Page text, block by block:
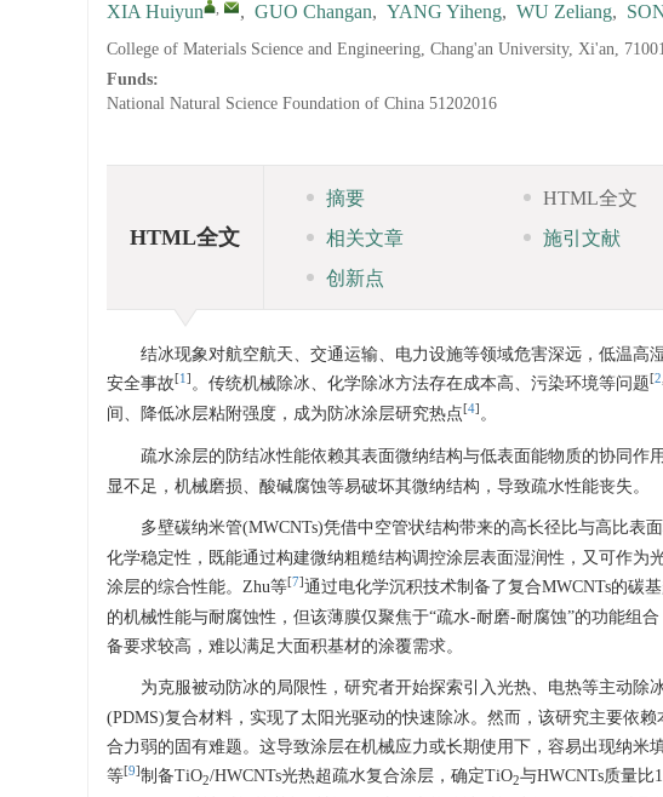
XIA Huiyun , , GUO Changan, YANG Yiheng, WU Zeliang,
College of Materials Science and Engineering, Chang'an University, Xi'an,
Funds:
National Natural Science Foundation of China 51202016
HTML全文
摘要 HTML全文
相关文章
施引文献
创新点
结冰现象对航空航天、交通运输、电力设施等领域危害深远，低温
安全事故[1 ] 。传统机械除冰、化学除冰方法存在成本高、污染环境等问题[2
间、降低冰层粘附强度，成为防冰涂层研究热点[4] 。
疏水涂层的防结冰性能依赖其表面微纳结构与低表面能物质的协同作用
显不足，机械磨损、酸碱腐蚀等易破坏其微纳结构，导致疏水性能丧失。
多壁碳纳米管(MWCNTs)凭借中空管状结构带来的高长径比与高比表
化学稳定性，既能通过构建微纳粗糙结构调控涂层表面湿润性，又可作
涂层的综合性能。Zhu等[7]通过电化学沉积技术制备了复合MWCNTs的碳
的机械性能与耐腐蚀性，但该薄膜仅聚焦于“疏水-耐磨-耐腐蚀”的功能组
备要求较高，难以满足大面积基材的涂覆需求。
为克服被动防冰的局限性，研究者开始探索引入光热、电热等主动除
(PDMS)复合材料，实现了太阳光驱动的快速除冰。然而，该研究主要依
合力弱的固有难题。这导致涂层在机械应力或长期使用下，容易出现纳
等[9]制备TiO2/HWCNTs光热超疏水复合涂层，确定TiO2与HWCNTs质量比